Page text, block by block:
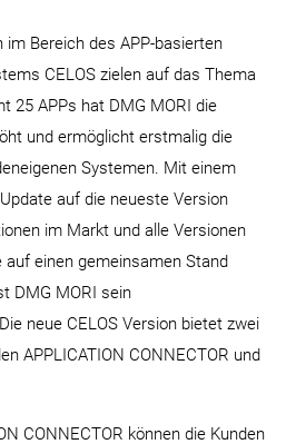
Bereich des APP-basierten
CELOS zielen auf das Thema
25 APPs hat DMG MORI die
und ermöglicht erstmalig die
Systemen. Mit einem
auf die neueste Version
im Markt und alle Versionen
einen gemeinsamen Stand
DMG MORI sein
neue CELOS Version bietet zwei
APPLICATION CONNECTOR und
CONNECTOR können die Kunden